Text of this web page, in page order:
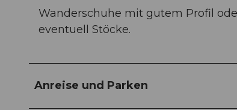
Wanderschuhe mit gutem Profil
eventuell Stöcke.
Anreise und Parken